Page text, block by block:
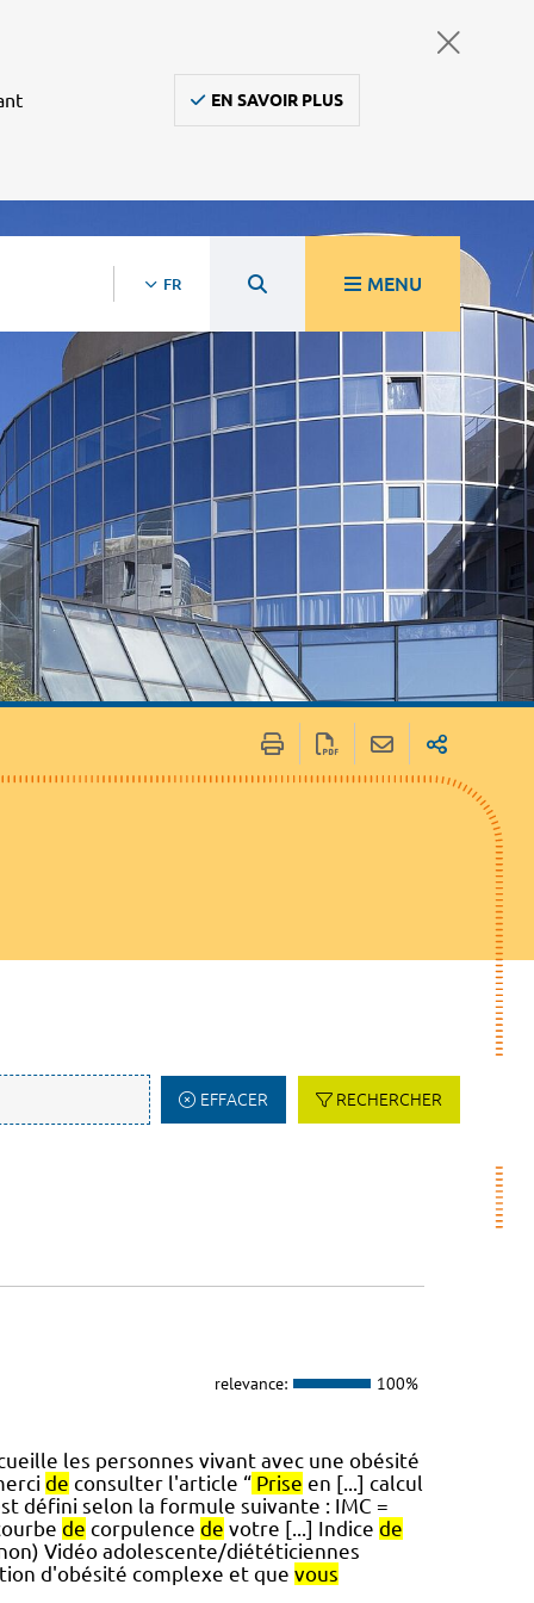
EN SAVOIR PLUS
FR MENU
EFFACER RECHERCHER
relevance: 100%
les personnes vivant avec une obésité
de consulter l'article “ Prise en [...] calcul
défini selon la formule suivante : IMC =
de corpulence de votre [...] Indice de
Vidéo adolescente/diététiciennes
d'obésité complexe et que vous